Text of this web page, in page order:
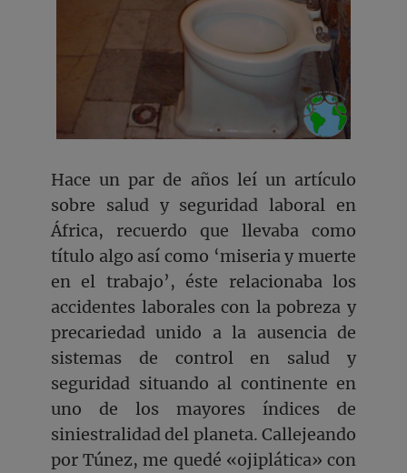
Hace un par de años leí un artículo
sobre salud y seguridad laboral en
África, recuerdo que llevaba como
título algo así como ‘miseria y muerte
en el trabajo’, éste relacionaba los
accidentes laborales con la pobreza y
precariedad unido a la ausencia de
sistemas de control en salud y
seguridad situando al continente en
uno de los mayores índices de
siniestralidad del planeta. Callejeando
por Túnez, me quedé «ojiplática» con